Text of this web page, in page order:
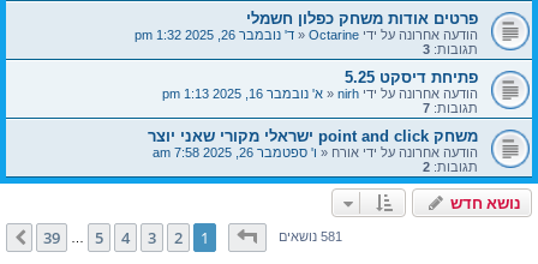
פרטים אודות משחק כפלון חשמלי
הודעה אחרונה על ידי Octarine
«ד' נובמבר 26, 2025 1:32 pm
תגובות: 3
פתיחת דיסקט 5.25
הודעה אחרונה על ידי nirh
«א' נובמבר 16, 2025 1:13 pm
תגובות: 7
משחק point and click ישראלי מקורי שאני יוצר
הודעה אחרונה על ידי אורח«ו' ספטמבר 26, 2025 7:58 am
תגובות: 2
נושא חדש
581 נושאיםדף1מתוך39
1
2
3
4
5
39 הבא